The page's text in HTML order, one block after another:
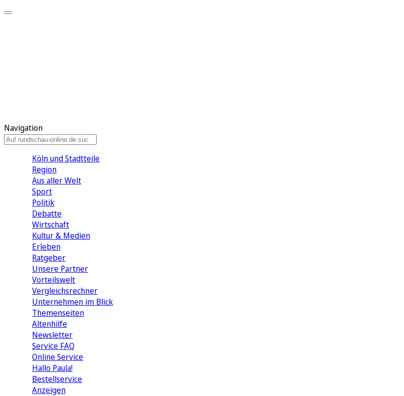
Navigation
Köln und Stadtteile
Region
Aus aller Welt
Sport
Politik
Debatte
Wirtschaft
Kultur & Medien
Erleben
Ratgeber
Unsere Partner
Vorteilswelt
Vergleichsrechner
Unternehmen im Blick
Themenseiten
Altenhilfe
Newsletter
Service FAQ
Online Service
Hallo Paula!
Bestellservice
Anzeigen